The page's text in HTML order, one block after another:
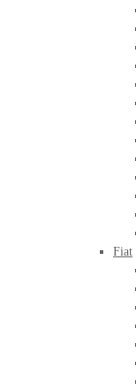
Fiat